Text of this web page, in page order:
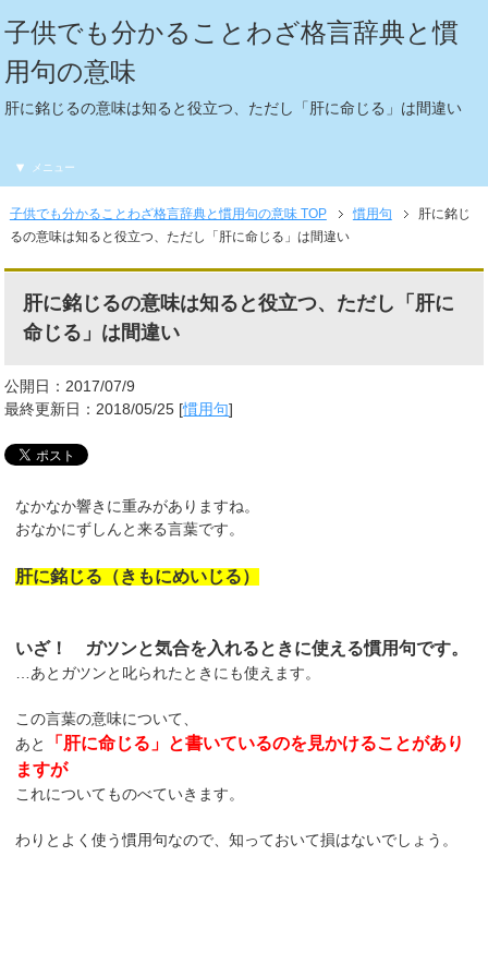
子供でも分かることわざ格言辞典と慣
用句の意味
肝に銘じるの意味は知ると役立つ、ただし「肝に命じる」は間違い
メニュー
子供でも分かることわざ格言辞典と慣用句の意味 TOP 慣用句
肝に銘じ
るの意味は知ると役立つ、ただし「肝に命じる」は間違い
肝に銘じるの意味は知ると役立つ、ただし「肝に
命じる」は間違い
公開日：2017/07/9
最終更新日：2018/05/25 [慣用句]
なかなか響きに重みがありますね。
おなかにずしんと来る言葉です。
肝に銘じる（きもにめいじる）
いざ！ ガツンと気合を入れるときに使える慣用句です。
…あとガツンと叱られたときにも使えます。
この言葉の意味について、
あと
「肝に命じる」と書いているのを見かけることがあり
ますが
これについてものべていきます。
わりとよく使う慣用句なので、知っておいて損はないでしょう。